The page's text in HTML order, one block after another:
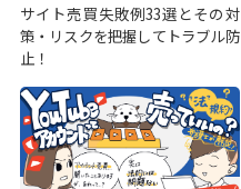
サイト売買失敗例33選とその対
策・リスクを把握してトラブル防
止！